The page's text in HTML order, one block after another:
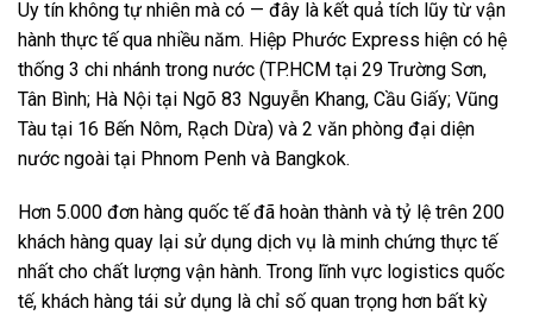
Uy tín không tự nhiên mà có — đây là kết quả tích lũy từ vận
hành thực tế qua nhiều năm. Hiệp Phước Express hiện có hệ
thống 3 chi nhánh trong nước (TP.HCM tại 29 Trường Sơn,
Tân Bình; Hà Nội tại Ngõ 83 Nguyễn Khang, Cầu Giấy; Vũng
Tàu tại 16 Bến Nôm, Rạch Dừa) và 2 văn phòng đại diện
nước ngoài tại Phnom Penh và Bangkok.
Hơn 5.000 đơn hàng quốc tế đã hoàn thành và tỷ lệ trên 200
khách hàng quay lại sử dụng dịch vụ là minh chứng thực tế
nhất cho chất lượng vận hành. Trong lĩnh vực logistics quốc
tế, khách hàng tái sử dụng là chỉ số quan trọng hơn bất kỳ